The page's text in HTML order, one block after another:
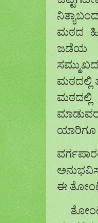
ಮಠದ
ಜಡೆಯ
ಮಠದಲ್ಲಿ
ಮಠದಲ್ಲಿ
ಯಾರಿಗೂ
ಈ